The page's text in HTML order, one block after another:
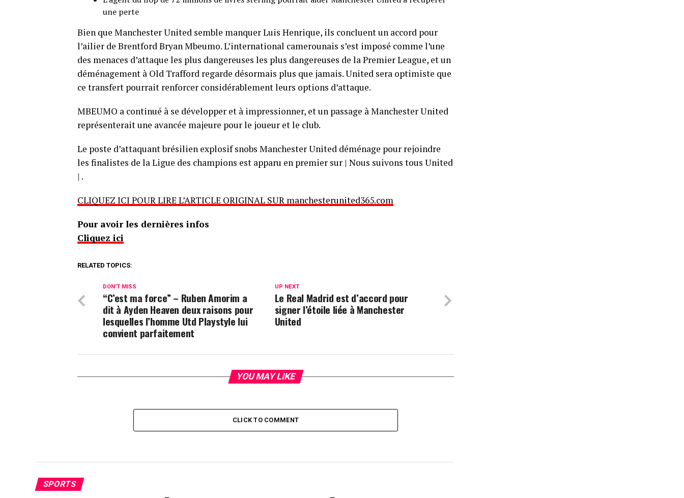
une perte
Bien que Manchester United semble manquer Luis Henrique, ils concluent un accord pour
l’ailier de Brentford Bryan Mbeumo. L’international camerounais s’est imposé comme l’une
des menaces d’attaque les plus dangereuses les plus dangereuses de la Premier League, et un
déménagement à Old Trafford regarde désormais plus que jamais. United sera optimiste que
ce transfert pourrait renforcer considérablement leurs options d’attaque.
MBEUMO a continué à se développer et à impressionner, et un passage à Manchester United
représenterait une avancée majeure pour le joueur et le club.
Le poste d’attaquant brésilien explosif snobs Manchester United déménage pour rejoindre
les finalistes de la Ligue des champions est apparu en premier sur | Nous suivons tous United
| .
CLIQUEZ ICI POUR LIRE L’ARTICLE ORIGINAL SUR manchesterunited365.com
Pour avoir les dernières infos
Cliquez ici
RELATED TOPICS:
UP NEXT
Le Real Madrid est d’accord pour
signer l’étoile liée à Manchester
United
DON'T MISS
“C’est ma force” – Ruben Amorim a
dit à Ayden Heaven deux raisons pour
lesquelles l’homme Utd Playstyle lui
convient parfaitement
YOU MAY LIKE
CLICK TO COMMENT
SPORTS